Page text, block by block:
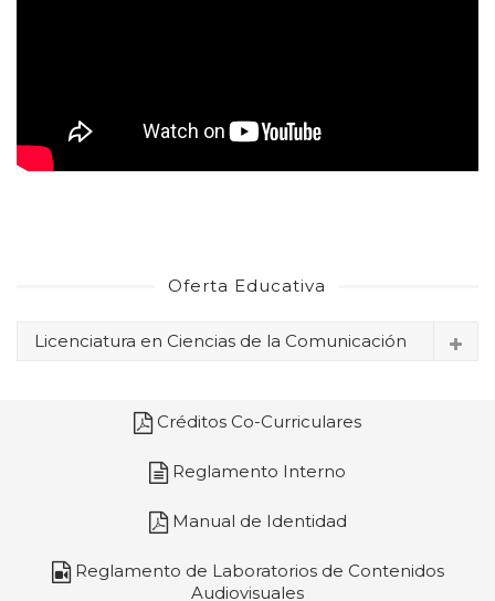
Oferta Educativa
Licenciatura en Ciencias de la Comunicación
Créditos Co-Curriculares
Reglamento Interno
Manual de Identidad
Reglamento de Laboratorios de Contenidos
Audiovisuales